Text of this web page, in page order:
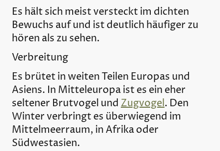
Es hält sich meist versteckt im dichten
Bewuchs auf und ist deutlich häufiger zu
hören als zu sehen.
Verbreitung
Es brütet in weiten Teilen Europas und
Asiens. In Mitteleuropa ist es ein eher
seltener Brutvogel und Zugvogel. Den
Winter verbringt es überwiegend im
Mittelmeerraum, in Afrika oder
Südwestasien.